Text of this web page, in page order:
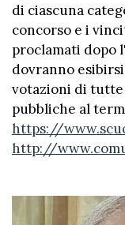
di ciascuna
concorso e i
proclamati dopo
dovranno
votazioni di tutte
pubbliche al
https://
http://